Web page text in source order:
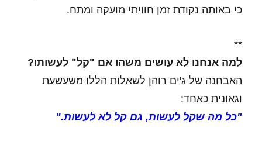
כי באותה נקודת זמן חוויתי מועקה ומתח.
**
למה אנחנו לא עושים משהו אם "קל" לעשותו?
האבחנה של ג'ים רוהן לשאלות הללו משעשעת
וגאונית כאחד:
"כל מה שקל לעשות, גם קל לא לעשות."